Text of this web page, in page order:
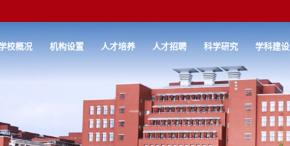
校概况 机构设置 人才培养 人才招聘 科学研究 学科建设